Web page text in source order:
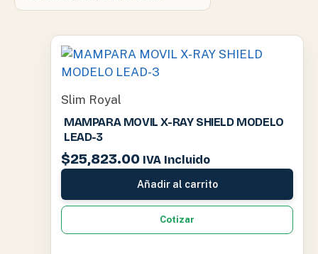
Slim Royal
MAMPARA MOVIL X-RAY SHIELD MODELO
LEAD-3
$25,823.00 IVA Incluido
Añadir al carrito
Cotizar